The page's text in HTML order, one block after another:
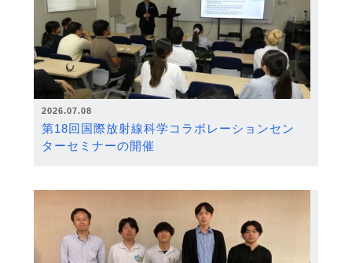
2026.07.08
第18回国際放射線科学コラボレーションセン
ターセミナーの開催